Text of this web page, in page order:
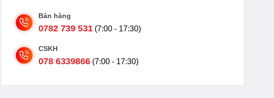
Bán hàng
0782 739 531 (7:00 - 17:30)
CSKH
078 6339866 (7:00 - 17:30)